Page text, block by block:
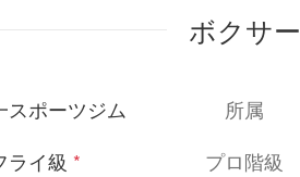
ボクサー
スポーツジム 所属
ライ級 *
プロ階級